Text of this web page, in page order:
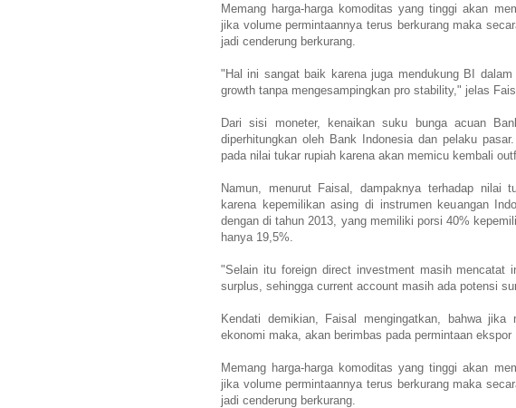
Memang harga-harga komoditas yang tinggi akan
jika volume permintaannya terus berkurang maka
jadi cenderung berkurang.
"Hal ini sangat baik karena juga mendukung BI
growth tanpa mengesampingkan pro stability," jelas
Dari sisi moneter, kenaikan suku bunga acuan
diperhitungkan oleh Bank Indonesia dan pelaku
pada nilai tukar rupiah karena akan memicu kembali
Namun, menurut Faisal, dampaknya terhadap nilai
karena kepemilikan asing di instrumen keuangan
dengan di tahun 2013, yang memiliki porsi 40%
hanya 19,5%.
"Selain itu foreign direct investment masih mencatat
surplus, sehingga current account masih ada potensi
Kendati demikian, Faisal mengingatkan, bahwa jika
ekonomi maka, akan berimbas pada permintaan ekspor
Memang harga-harga komoditas yang tinggi akan
jika volume permintaannya terus berkurang maka
jadi cenderung berkurang.